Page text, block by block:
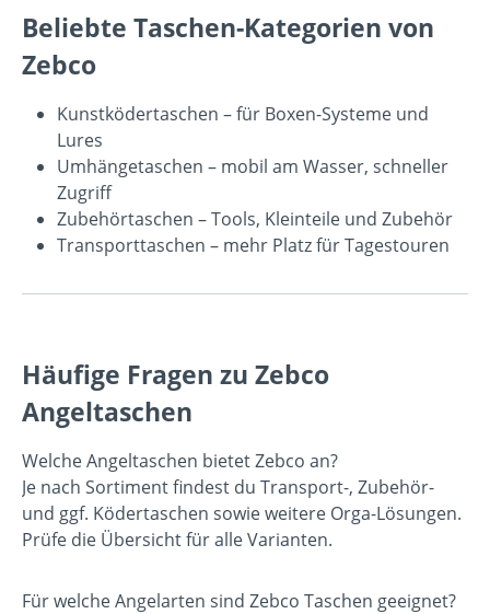
Beliebte Taschen-Kategorien von
Zebco
Kunstködertaschen – für Boxen-Systeme und
Lures
Umhängetaschen – mobil am Wasser, schneller
Zugriff
Zubehörtaschen – Tools, Kleinteile und Zubehör
Transporttaschen – mehr Platz für Tagestouren
Häufige Fragen zu Zebco
Angeltaschen
Welche Angeltaschen bietet Zebco an?
Je nach Sortiment findest du Transport-, Zubehör-
und ggf. Ködertaschen sowie weitere Orga-Lösungen.
Prüfe die Übersicht für alle Varianten.
Für welche Angelarten sind Zebco Taschen geeignet?